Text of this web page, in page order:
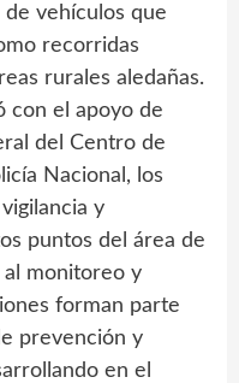
vehículos que
recorridas
rurales aledañas.
con el apoyo de
del Centro de
Nacional, los
y
puntos del área de
monitoreo y
forman parte
prevención y
en el